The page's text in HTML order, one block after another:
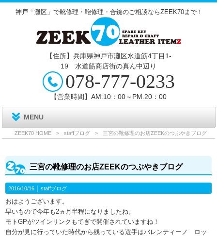
神戸「灘区」で靴修理・鞄修理・合鍵のご相談ならZEEK70まで！
【住所】兵庫県神戸市灘区水道筋4丁目1‐
19 水道筋商店街の真ん中辺り
078-777-0233
【営業時間】AM.10：00～PM.20：00
MENU
ZEEK70 HOME > staffブログ > 三宮の靴修理のお店ZEEKのつぶやきブログ
三宮の靴修理のお店ZEEKのつぶやきブログ
2016/10/16 │staffブログ
おはようございます。
早いもので今年も2ヵ月半程になりましたね。
モトGPがツインリンクもてぎで開催されていますね！
自分が見に行っていた時代から残っている選手はバレンティーノ ロッ